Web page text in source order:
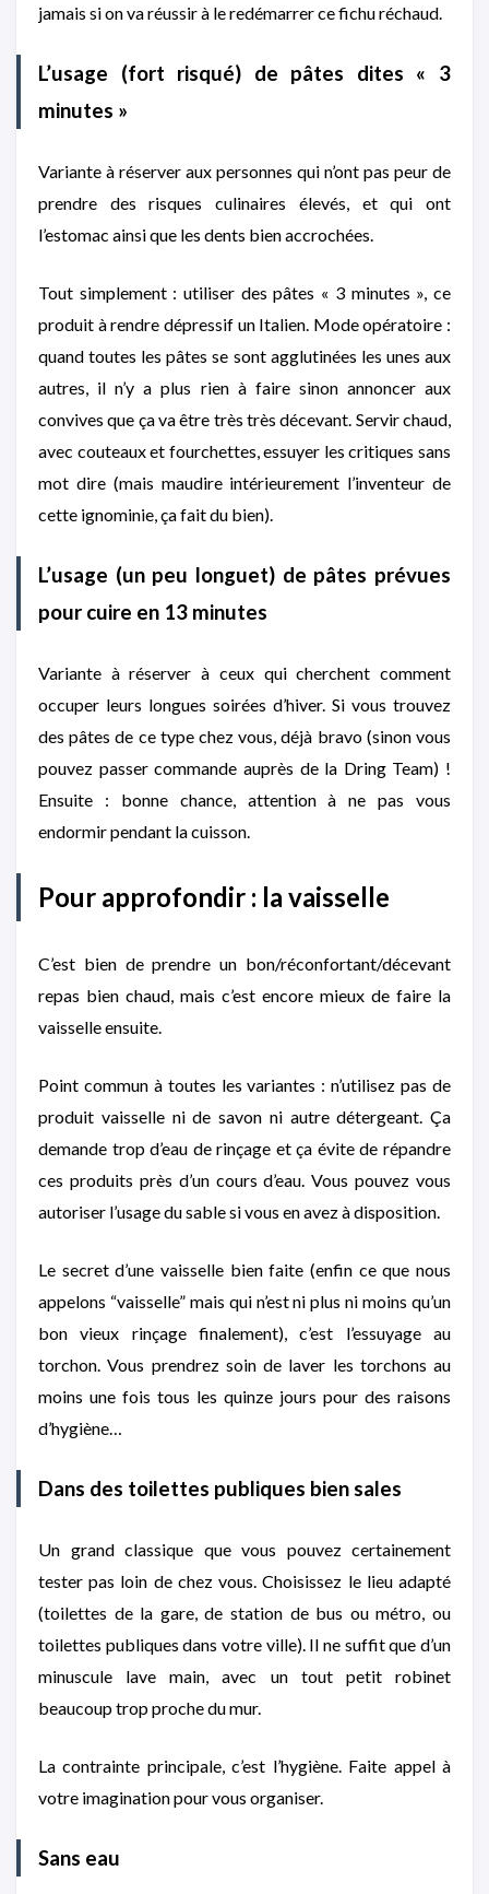
jamais si on va réussir à le redémarrer ce fichu réchaud.
L’usage (fort risqué) de pâtes dites « 3
minutes »
Variante à réserver aux personnes qui n’ont pas peur de
prendre des risques culinaires élevés, et qui ont
l’estomac ainsi que les dents bien accrochées.
Tout simplement : utiliser des pâtes « 3 minutes », ce
produit à rendre dépressif un Italien. Mode opératoire :
quand toutes les pâtes se sont agglutinées les unes aux
autres, il n’y a plus rien à faire sinon annoncer aux
convives que ça va être très très décevant. Servir chaud,
avec couteaux et fourchettes, essuyer les critiques sans
mot dire (mais maudire intérieurement l’inventeur de
cette ignominie, ça fait du bien).
L’usage (un peu longuet) de pâtes prévues
pour cuire en 13 minutes
Variante à réserver à ceux qui cherchent comment
occuper leurs longues soirées d’hiver. Si vous trouvez
des pâtes de ce type chez vous, déjà bravo (sinon vous
pouvez passer commande auprès de la Dring Team) !
Ensuite : bonne chance, attention à ne pas vous
endormir pendant la cuisson.
Pour approfondir : la vaisselle
C’est bien de prendre un bon/réconfortant/décevant
repas bien chaud, mais c’est encore mieux de faire la
vaisselle ensuite.
Point commun à toutes les variantes : n’utilisez pas de
produit vaisselle ni de savon ni autre détergeant. Ça
demande trop d’eau de rinçage et ça évite de répandre
ces produits près d’un cours d’eau. Vous pouvez vous
autoriser l’usage du sable si vous en avez à disposition.
Le secret d’une vaisselle bien faite (enfin ce que nous
appelons “vaisselle” mais qui n’est ni plus ni moins qu’un
bon vieux rinçage finalement), c’est l’essuyage au
torchon. Vous prendrez soin de laver les torchons au
moins une fois tous les quinze jours pour des raisons
d’hygiène…
Dans des toilettes publiques bien sales
Un grand classique que vous pouvez certainement
tester pas loin de chez vous. Choisissez le lieu adapté
(toilettes de la gare, de station de bus ou métro, ou
toilettes publiques dans votre ville). Il ne suffit que d’un
minuscule lave main, avec un tout petit robinet
beaucoup trop proche du mur.
La contrainte principale, c’est l’hygiène. Faite appel à
votre imagination pour vous organiser.
Sans eau